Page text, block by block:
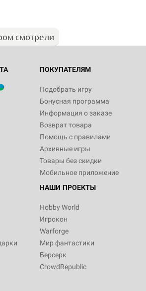
смотрели
ПОКУПАТЕЛЯМ
Подобрать игру
Бонусная программа
Информация о заказе
Возврат товара
Помощь с правилами
Архивные игры
Товары без скидки
Мобильное приложение
НАШИ ПРОЕКТЫ
Hobby World
Игрокон
Warforge
Мир фантастики
Берсерк
CrowdRepublic